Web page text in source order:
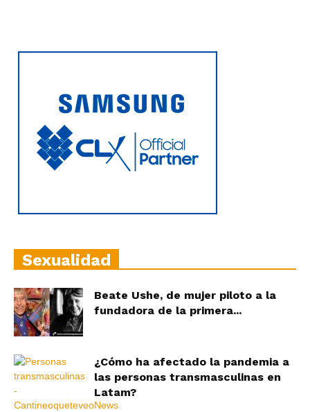
Sexualidad
Beate Ushe, de mujer piloto a la
fundadora de la primera...
¿Cómo ha afectado la pandemia a
las personas transmasculinas en
Latam?